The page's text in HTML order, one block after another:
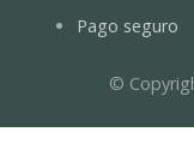
Pago seguro
©